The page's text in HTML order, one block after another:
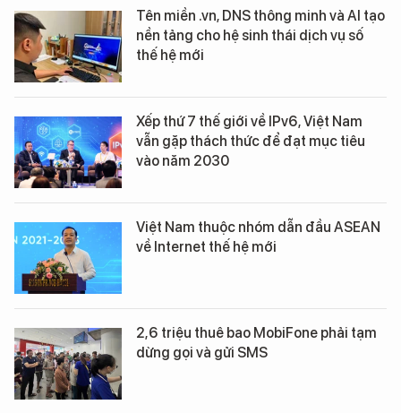
Tên miền .vn, DNS thông minh và AI tạo
nền tảng cho hệ sinh thái dịch vụ số
thế hệ mới
Xếp thứ 7 thế giới về IPv6, Việt Nam
vẫn gặp thách thức để đạt mục tiêu
vào năm 2030
Việt Nam thuộc nhóm dẫn đầu ASEAN
về Internet thế hệ mới
2,6 triệu thuê bao MobiFone phải tạm
dừng gọi và gửi SMS